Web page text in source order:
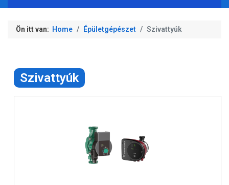
Ön itt van: Home Épületgépészet Szivattyúk
Szivattyúk